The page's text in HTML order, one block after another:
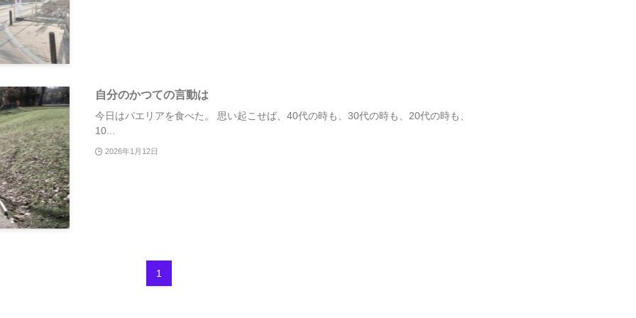
自分のかつての言動は
今日はパエリアを食べた。 思い起こせば、40代の時も、30代の時も、20代の時も、
10...
2026年1月12日
1